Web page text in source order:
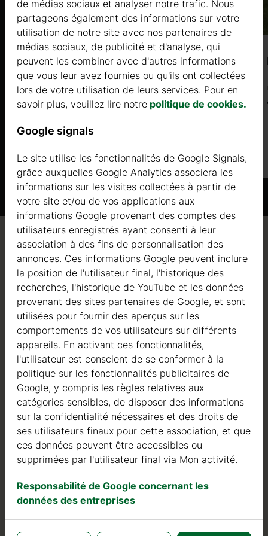
GENTIANA (44 mm+bardage) 5x4m, 20
㎡
Prix à partir de
11300 €
Qualité / garantie / conseil
Qualité
Nous sommes actifs dans le domaine de la fabrication
de structures en bois depuis 2004. Au cours de ces
années, nous avons sélectionné les meilleurs
fournisseurs de bois. Nous utilisons exclusivement du
sapin nordique à croissance lente provenant de forêts
certifiées FSC en Europe du Nord.
Le bois de sapin nordique se distingue par ses
caractéristiques idéales dans la construction de maisons
en bois. Il est de couleur très claire, avec peu de nœuds,
moisissure et aux insectes.
de médias sociaux et analyser notre trafic. Nous
partageons également des informations sur votre
utilisation de notre site avec nos partenaires de
médias sociaux, de publicité et d'analyse, qui
peuvent les combiner avec d'autres informations
que vous leur avez fournies ou qu'ils ont collectées
lors de votre utilisation de leurs services. Pour en
savoir plus, veuillez lire notre politique de cookies.
Google signals
Le site utilise les fonctionnalités de Google Signals,
grâce auxquelles Google Analytics associera les
informations sur les visites collectées à partir de
votre site et/ou de vos applications aux
informations Google provenant des comptes des
utilisateurs enregistrés ayant consenti à leur
association à des fins de personnalisation des
annonces. Ces informations Google peuvent inclure
la position de l'utilisateur final, l'historique des
recherches, l'historique de YouTube et les données
provenant des sites partenaires de Google, et sont
utilisées pour fournir des aperçus sur les
comportements de vos utilisateurs sur différents
appareils. En activant ces fonctionnalités,
l'utilisateur est conscient de se conformer à la
politique sur les fonctionnalités publicitaires de
Google, y compris les règles relatives aux
catégories sensibles, de disposer des informations
sur la confidentialité nécessaires et des droits de
ses utilisateurs finaux pour cette association, et que
ces données peuvent être accessibles ou
supprimées par l'utilisateur final via Mon activité.
Responsabilité de Google concernant les
données des entreprises